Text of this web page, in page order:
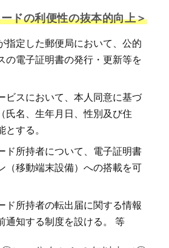
ドの利便性の抜本的向上＞
指定した郵便局において、公的
の電子証明書の発行・更新等を
ビスにおいて、本人同意に基づ
氏名、生年月日、性別及び住
とする。
ド所持者について、電子証明書
（移動端末設備）への搭載を可
ド所持者の転出届に関する情報
通知する制度を設ける。 等